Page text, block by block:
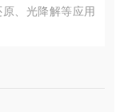
、光降解等应用